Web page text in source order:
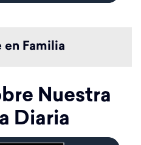
en Familia
Nuestra
Diaria